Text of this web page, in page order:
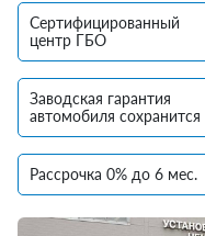
Сертифицированный
центр ГБО
Заводская гарантия
автомобиля сохранится
Рассрочка 0% до 6 мес.